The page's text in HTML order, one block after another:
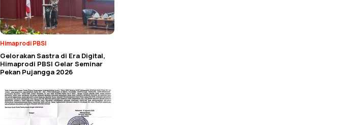
Himaprodi PBSI
Gelorakan Sastra di Era Digital,
Himaprodi PBSI Gelar Seminar
Pekan Pujangga 2026